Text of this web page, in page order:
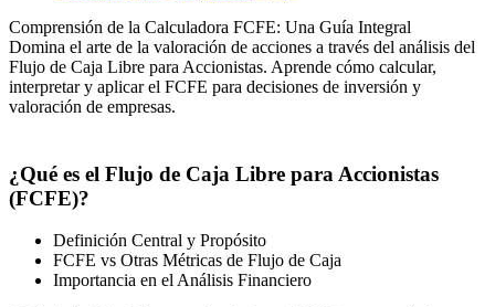
Comprensión de la Calculadora FCFE: Una Guía Integral
Domina el arte de la valoración de acciones a través del análisis del
Flujo de Caja Libre para Accionistas. Aprende cómo calcular,
interpretar y aplicar el FCFE para decisiones de inversión y
valoración de empresas.
¿Qué es el Flujo de Caja Libre para Accionistas
(FCFE)?
Definición Central y Propósito
FCFE vs Otras Métricas de Flujo de Caja
Importancia en el Análisis Financiero